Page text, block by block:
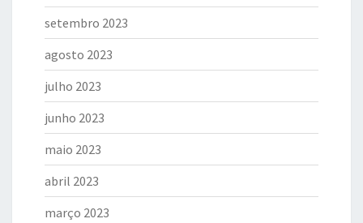
setembro 2023
agosto 2023
julho 2023
junho 2023
maio 2023
abril 2023
março 2023